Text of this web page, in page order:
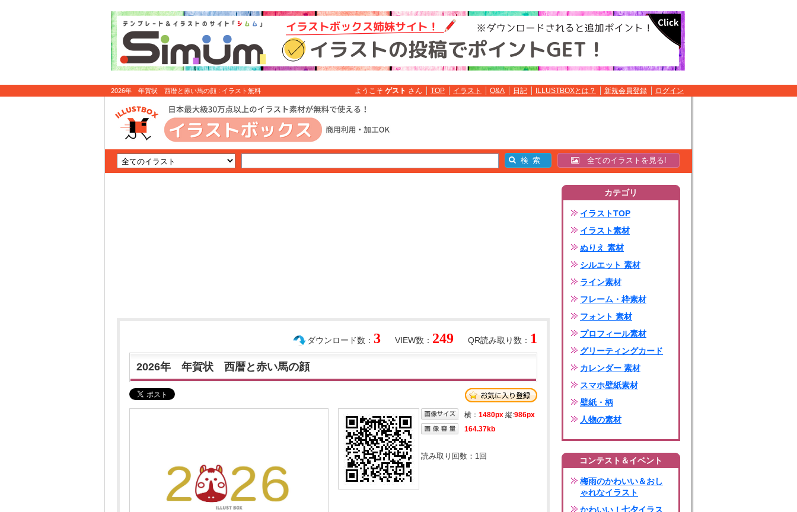
2026年 年賀状 西暦と赤い馬の顔 : イラスト無料 ようこそ ゲスト さん TOP イラスト Q&A 日記 ILLUSTBOXとは？ 新規会員登録 ログイン
全てのイラストを見る!
QR読み取り数： 1
VIEW数： 249
ダウンロード数： 3
2026年 年賀状 西暦と赤い馬の顔
横： 1480px 縦:986px
164.37kb
読み取り回数： 1回
カテゴリ
イラストTOP
イラスト素材
ぬりえ 素材
シルエット 素材
ライン素材
フレーム・枠素材
フォント 素材
プロフィール素材
グリーティングカード
カレンダー 素材
スマホ壁紙素材
壁紙・柄
人物の素材
コンテスト＆イベント
梅雨のかわいい＆おし
ゃれなイラスト
かわいい！七夕イラス